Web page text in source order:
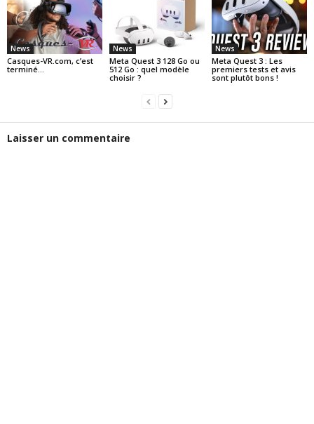
News
Casques-VR.com, c’est
terminé…
News
Meta Quest 3 128 Go ou
512 Go : quel modèle
choisir ?
News
Meta Quest 3 : Les
premiers tests et avis
sont plutôt bons !
Laisser un commentaire